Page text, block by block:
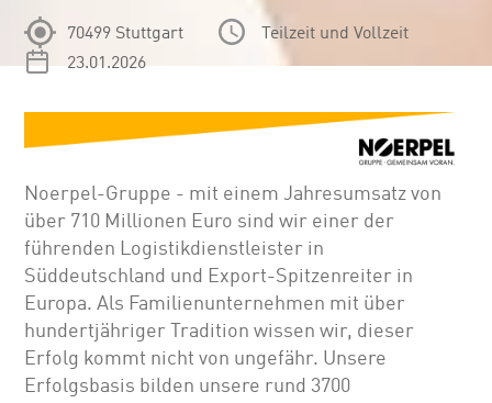
70499 Stuttgart
Teilzeit und Vollzeit
23.01.2026
Noerpel-Gruppe - mit einem Jahresumsatz von
über 710 Millionen Euro sind wir einer der
führenden Logistikdienstleister in
Süddeutschland und Export-Spitzenreiter in
Europa. Als Familienunternehmen mit über
hundertjähriger Tradition wissen wir, dieser
Erfolg kommt nicht von ungefähr. Unsere
Erfolgsbasis bilden unsere rund 3700